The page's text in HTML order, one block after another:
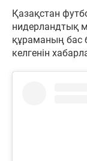
Қазақстан
нидерландтық
құраманың бас
келгенін